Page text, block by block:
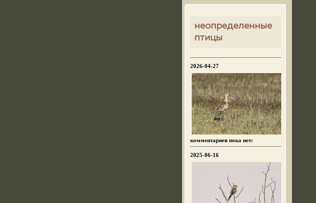
неопределенные
птицы
2026-04-27
комментариев пока нет:
2025-06-16